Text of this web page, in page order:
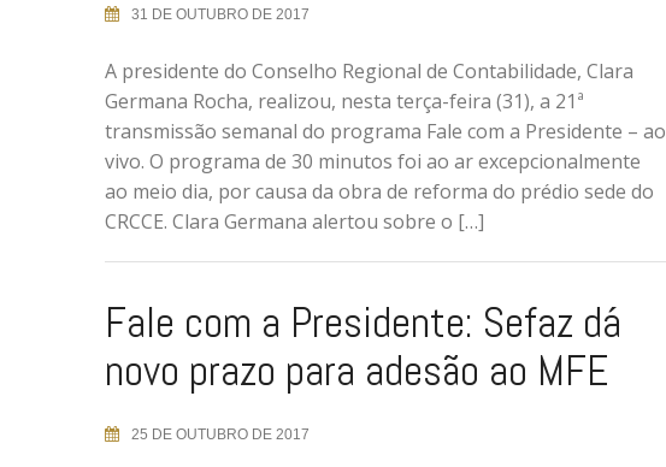
31 DE OUTUBRO DE 2017
A presidente do Conselho Regional de Contabilidade, Clara
Germana Rocha, realizou, nesta terça-feira (31), a 21ª
transmissão semanal do programa Fale com a Presidente – ao
vivo. O programa de 30 minutos foi ao ar excepcionalmente
ao meio dia, por causa da obra de reforma do prédio sede do
CRCCE. Clara Germana alertou sobre o […]
Fale com a Presidente: Sefaz dá
novo prazo para adesão ao MFE
25 DE OUTUBRO DE 2017